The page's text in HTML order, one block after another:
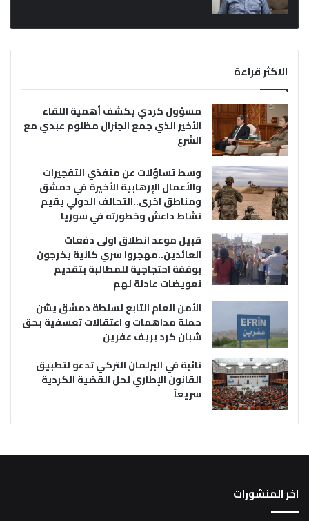
الاكثر قراءة
مسؤول كردي يكشف أهمية اللقاء
الأخير الذي جمع الجنرال مظلوم عبدي مع
الشرع
وسط تساؤلات عن منفذي التفجيرات
والأعمال الإرهابية الأخيرة في دمشق
ومناطق اخرى..التحالف الدولي يقيم
نشاط داعش وخطورته في سوريا
قبيل موعد انطلاق اولى دفعات
العائدين..مهجروا سري كانية يخرجون
بوقفة احتجاجية للمطالبة بتقديم
تعويضات عادلة لهم
الأمن العام التابع لسلطة دمشق يشن
حملة مداهمات و اعتقالات تعسفية بحق
شبان كرد بريف عفرين
نائبة في البرلمان التركي تدعو لتطبيق
القانون الإطاري لحل القضية الكردية
سريعاً
اخر المنشورات